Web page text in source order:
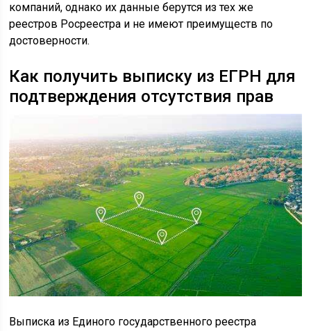
компаний, однако их данные берутся из тех же
реестров Росреестра и не имеют преимуществ по
достоверности.
Как получить выписку из ЕГРН для
подтверждения отсутствия прав
Выписка из Единого государственного реестра